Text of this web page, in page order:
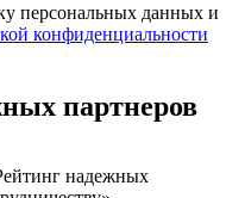
персональных данных и
конфиденциальности
партнеров
надежных